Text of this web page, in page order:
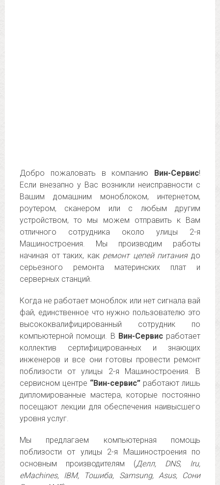
Добро пожаловать в компанию Вин-Сервис!
Если внезапно у Вас возникли неисправности с
Вашим домашним моноблоком, интернетом,
роутером, сканером или с любым другим
устройством, то мы можем отправить к Вам
отличного сотрудника около улицы 2-я
Машиностроения. Мы производим работы
начиная от таких, как ремонт цепей питаниядо
серьезного ремонта материнских плат и
серверных станций.
Когда не работает моноблок или нет сигнала вай
фай, единственное что нужно пользователю это
высококвалифицированный сотрудник по
компьютерной помощи. В Вин-Сервисработает
коллектив сертифицированных и знающих
инженеров и все они готовы провести ремонт
поблизости от улицы 2-я Машиностроения. В
сервисном центре “Вин-сервис” работают лишь
дипломированные мастера, которые постоянно
посещают лекции для обеспечения наивысшего
уровня услуг.
Мы предлагаем компьютерная помощь
поблизости от улицы 2-я Машиностроения по
основным производителям (Делл, DNS, Iru,
eMachines, IBM, Тошиба, Samsung, Asus, Сони